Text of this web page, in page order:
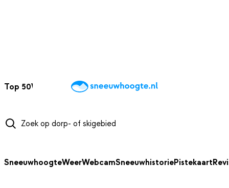
Top 50Webcams WintersportweerKaarten
SneeuwhoogteWeerWebcamSneeuwhistoriePistekaart